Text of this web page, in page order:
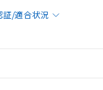
証/適合状況